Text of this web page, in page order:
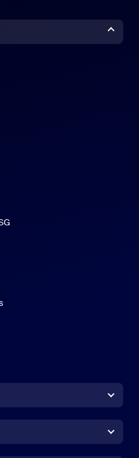
Zoom Rooms